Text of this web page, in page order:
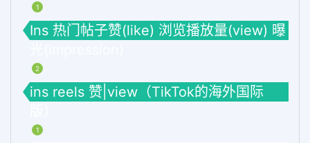
1
Ins 热门帖子赞(like) 浏览播放量(view) 曝
2
ins reels 赞|view（TikTok的海外国际
1